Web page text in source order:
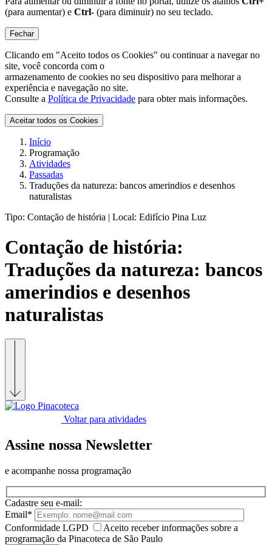
(para aumentar) e Ctrl- (para diminuir) no seu teclado.
Fechar
Clicando em "Aceito todos os Cookies" ou continuar a navegar no
site, você concorda com o
armazenamento de cookies no seu dispositivo para melhorar a
experiência e navegação no site.
Consulte a Política de Privacidade para obter mais informações.
Aceitar todos os Cookies
Início
Programação
Atividades
Passadas
Traduções da natureza: bancos amerindios e desenhos
naturalistas
Tipo: Contação de história | Local: Edifício Pina Luz
Contação de história:
Traduções da natureza: bancos
amerindios e desenhos
naturalistas
Voltar para atividades
Assine nossa Newsletter
e acompanhe nossa programação
Cadastre seu e-mail:
Email*
Conformidade LGPD
Aceito receber informações sobre a
programação da Pinacoteca de São Paulo